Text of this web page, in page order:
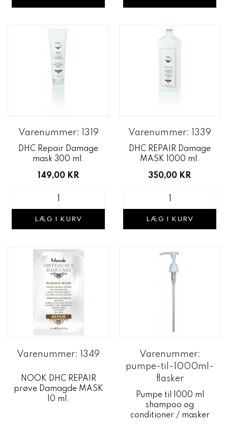
Varenummer: 1319
DHC Repair Damage
mask 300 ml.
149,00 KR
LÆG I KURV
Varenummer: 1339
DHC REPAIR Damage
MASK 1000 ml.
350,00 KR
LÆG I KURV
Varenummer: 1349
NOOK DHC REPAIR
prøve Damagde MASK
10 ml.
Varenummer:
pumpe-til-1000ml-
flasker
Pumpe til 1000 ml
shampoo og
conditioner / masker